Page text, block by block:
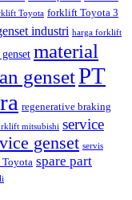
Toyota forklift Toyota 3
industri harga forklift
material
gensetPT
regenerative braking
mitsubishi service
genset servis
Toyota spare part